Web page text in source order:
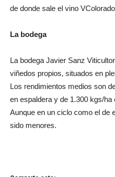
de donde sale el vino
La bodega
La bodega Javier Sanz
viñedos propios, situados en
Los rendimientos medios son
en espaldera y de 1.300 kgs/
Aunque en un ciclo como el de
sido menores.